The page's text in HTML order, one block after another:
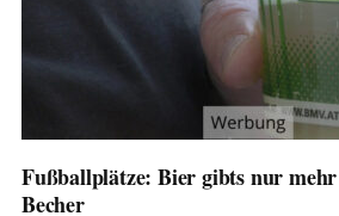
Fußballplätze: Bier gibts nur
Becher